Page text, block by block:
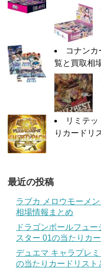
コナン
覧と買取相
リミテ
りカードリ
最近の投稿
ラブカ メロウモーメ
相場情報まとめ
ドラゴンボールフュ
スター 01の当たりカ
デュエマ キャラプレ
の当たりカードリスト